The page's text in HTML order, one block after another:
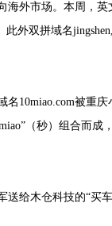
外市场。本周，英
此外双拼域名
10miao.com被重庆
（秒）组合而成
给木仓科技的“买